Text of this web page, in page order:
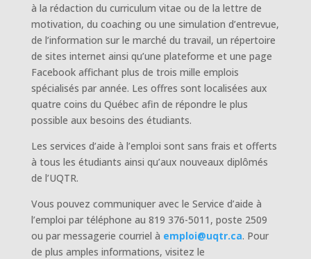
à la rédaction du curriculum vitae ou de la lettre de
motivation, du coaching ou une simulation d’entrevue,
de l’information sur le marché du travail, un répertoire
de sites internet ainsi qu’une plateforme et une page
Facebook affichant plus de trois mille emplois
spécialisés par année. Les offres sont localisées aux
quatre coins du Québec afin de répondre le plus
possible aux besoins des étudiants.
Les services d’aide à l’emploi sont sans frais et offerts
à tous les étudiants ainsi qu’aux nouveaux diplômés
de l’UQTR.
Vous pouvez communiquer avec le Service d’aide à
l’emploi par téléphone au 819 376-5011, poste 2509
ou par messagerie courriel à emploi@uqtr.ca. Pour
de plus amples informations, visitez le